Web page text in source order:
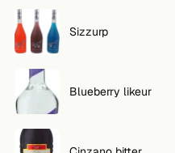
Sizzurp
Blueberry likeur